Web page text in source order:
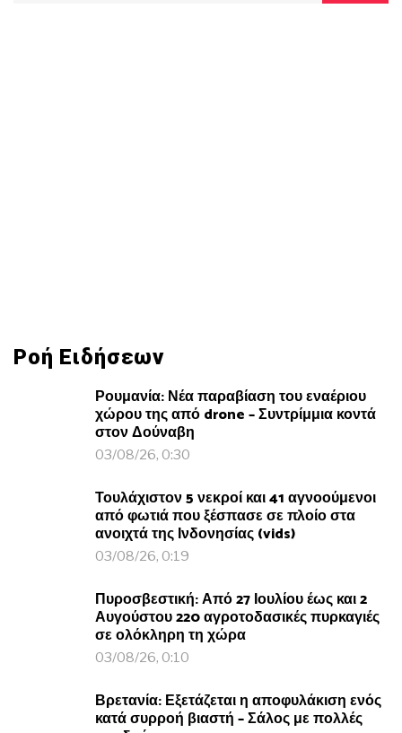
Ροή Ειδήσεων
Ρουμανία: Νέα παραβίαση του εναέριου
χώρου της από drone – Συντρίμμια κοντά
στον Δούναβη
03/08/26, 0:30
Τουλάχιστον 5 νεκροί και 41 αγνοούμενοι
από φωτιά που ξέσπασε σε πλοίο στα
ανοιχτά της Ινδονησίας (vids)
03/08/26, 0:19
Πυροσβεστική: Από 27 Ιουλίου έως και 2
Αυγούστου 220 αγροτοδασικές πυρκαγιές
σε ολόκληρη τη χώρα
03/08/26, 0:10
Βρετανία: Εξετάζεται η αποφυλάκιση ενός
κατά συρροή βιαστή – Σάλος με πολλές